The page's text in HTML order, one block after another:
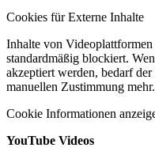
Cookies für Externe Inhalte
Inhalte von
standardmäßig blockiert.
akzeptiert werden, bedarf
manuellen Zustimmung mehr.
Cookie Informationen
YouTube Videos